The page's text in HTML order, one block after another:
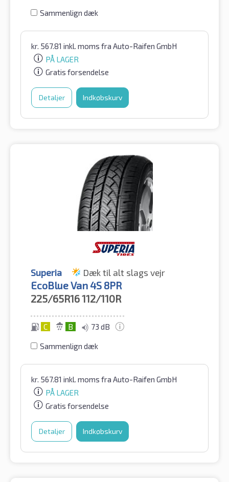
Sammenlign dæk
kr. 567.81 inkl. moms fra Auto-Raifen GmbH
PÅ LAGER
Gratis forsendelse
Detaljer Indkøbskurv
Superia Dæk til alt slags vejr
EcoBlue Van 4S 8PR
225/65R16112/110R
C B 73 dB
Sammenlign dæk
kr. 567.81 inkl. moms fra Auto-Raifen GmbH
PÅ LAGER
Gratis forsendelse
Detaljer Indkøbskurv